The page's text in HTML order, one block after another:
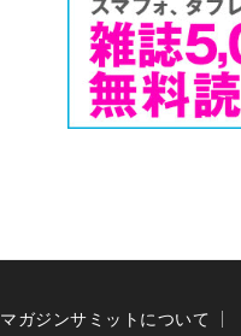
マガジンサミットについて